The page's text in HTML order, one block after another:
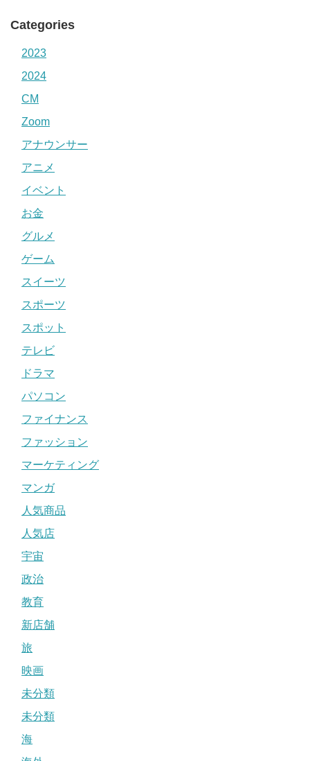
Categories
2023
2024
CM
Zoom
アナウンサー
アニメ
イベント
お金
グルメ
ゲーム
スイーツ
スポーツ
スポット
テレビ
ドラマ
パソコン
ファイナンス
ファッション
マーケティング
マンガ
人気商品
人気店
宇宙
政治
教育
新店舗
旅
映画
未分類
未分類
海